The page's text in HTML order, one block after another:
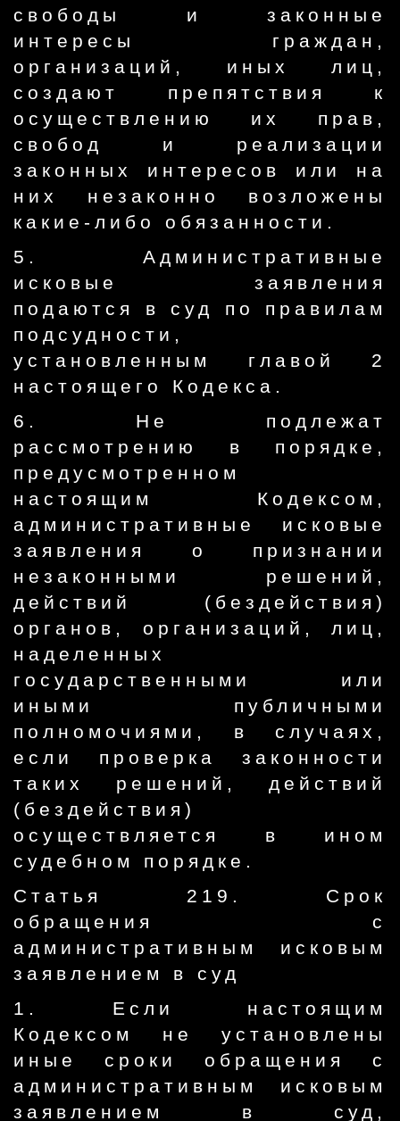
свободы и законные
интересы граждан,
организаций, иных лиц,
создают препятствия к
осуществлению их прав,
свобод и реализации
законных интересов или на
них незаконно возложены
какие-либо обязанности.
5. Административные
исковые заявления
подаются в суд по правилам
подсудности,
установленным главой 2
настоящего Кодекса.
6. Не подлежат
рассмотрению в порядке,
предусмотренном
настоящим Кодексом,
административные исковые
заявления о признании
незаконными решений,
действий (бездействия)
органов, организаций, лиц,
наделенных
государственными или
иными публичными
полномочиями, в случаях,
если проверка законности
таких решений, действий
(бездействия)
осуществляется в ином
судебном порядке.
Статья 219. Срок
обращения с
административным исковым
заявлением в суд
1. Если настоящим
Кодексом не установлены
иные сроки обращения с
административным исковым
заявлением в суд,